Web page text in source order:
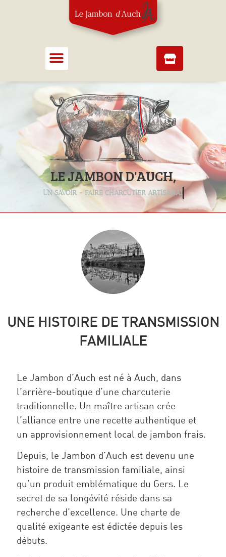
LE JAMBON D'AUCH,
UN SAVOIR - FAIRE CHARCUTIER ARTISANAL
UNE HISTOIRE DE TRANSMISSION
FAMILIALE
Le Jambon d’Auch est né à Auch, dans
l’arrière-boutique d’une charcuterie
traditionnelle. Un maître artisan crée
l’alliance entre une recette authentique et
un approvisionnement local de jambon frais.
Depuis, le Jambon d’Auch est devenu une
histoire de transmission familiale, ainsi
qu’un produit emblématique du Gers. Le
secret de sa longévité réside dans sa
recherche d’excellence. Une charte de
qualité exigeante est édictée depuis les
débuts.